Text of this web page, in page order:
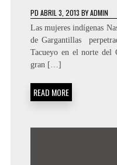
PD ABRIL 3, 2013 BYADMIN
Las mujeres indígenas
de Gargantillas
Tacueyo en el norte del
gran […]
READ MORE